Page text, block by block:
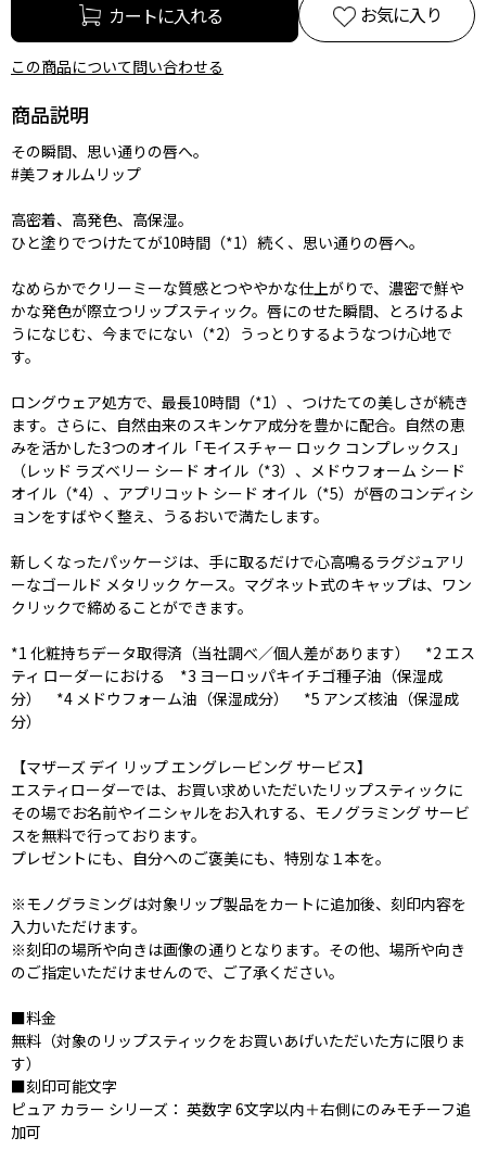
お気に入り
この商品について問い合わせる
商品説明
その瞬間、思い通りの唇へ。
#美フォルムリップ
高密着、高発色、高保湿。
ひと塗りでつけたてが10時間（*1）続く、思い通りの唇へ。
なめらかでクリーミーな質感とつややかな仕上がりで、濃密で鮮や
かな発色が際立つリップスティック。唇にのせた瞬間、とろけるよ
うになじむ、今までにない（*2）うっとりするようなつけ心地で
す。
ロングウェア処方で、最長10時間（*1）、つけたての美しさが続き
ます。さらに、自然由来のスキンケア成分を豊かに配合。自然の恵
みを活かした3つのオイル「モイスチャー ロック コンプレックス」
（レッド ラズベリー シード オイル（*3）、メドウフォーム シード
オイル（*4）、アプリコット シード オイル（*5）が唇のコンディシ
ョンをすばやく整え、うるおいで満たします。
新しくなったパッケージは、手に取るだけで心高鳴るラグジュアリ
ーなゴールド メタリック ケース。マグネット式のキャップは、ワン
クリックで締めることができます。
*1 化粧持ちデータ取得済（当社調べ／個人差があります） *2 エス
ティ ローダーにおける *3 ヨーロッパキイチゴ種子油（保湿成
分） *4 メドウフォーム油（保湿成分） *5 アンズ核油（保湿成
分）
【マザーズ デイ リップ エングレービング サービス】
エスティローダーでは、お買い求めいただいたリップスティックに
その場でお名前やイニシャルをお入れする、モノグラミング サービ
スを無料で行っております。
プレゼントにも、自分へのご褒美にも、特別な１本を。
※モノグラミングは対象リップ製品をカートに追加後、刻印内容を
入力いただけます。
※刻印の場所や向きは画像の通りとなります。その他、場所や向き
のご指定いただけませんので、ご了承ください。
■料金
無料（対象のリップスティックをお買いあげいただいた方に限りま
す）
■刻印可能文字
ピュア カラー シリーズ： 英数字 6文字以内＋右側にのみモチーフ追
加可